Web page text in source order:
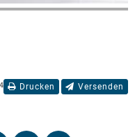
Drucken Versenden